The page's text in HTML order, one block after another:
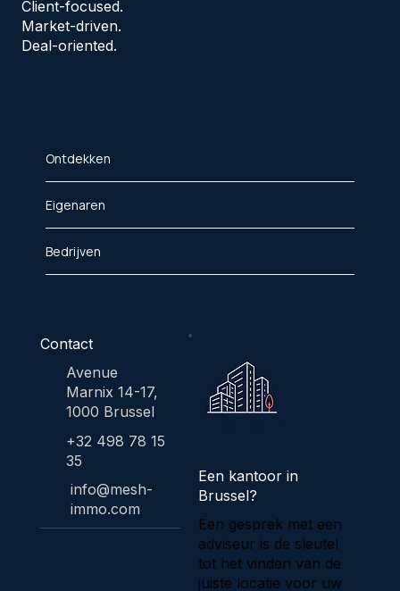
Client-focused.
Market-driven.
Deal-oriented.
Ontdekken
Eigenaren
Bedrijven
Contact
Avenue
Marnix 14-17,
1000 Brussel
+32 498 78 15
35
info@mesh-
immo.com
Een kantoor in
Brussel?
Een gesprek met een
adviseur is de sleutel
tot het vinden van de
juiste locatie voor uw